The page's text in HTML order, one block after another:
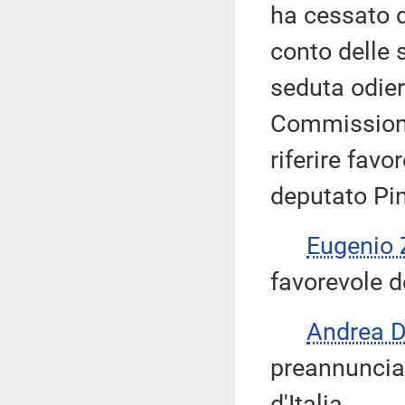
ha cessato
conto delle
seduta
riferire
deputato
Eugenio
favorevole
Andrea